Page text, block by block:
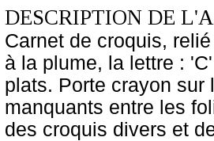
DESCRIPTION DE
Carnet de croquis,
à la plume, la lettre :
plats. Porte crayon sur
manquants entre les
des croquis divers et